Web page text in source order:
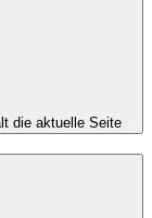
die aktuelle Seite